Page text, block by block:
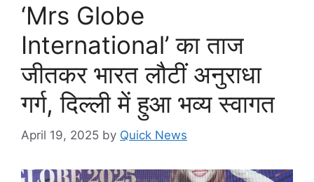
‘Mrs Globe
International’ का ताज
जीतकर भारत लौटीं अनुराधा
गर्ग, दिल्ली में हुआ भव्य स्वागत
April 19, 2025 by Quick News